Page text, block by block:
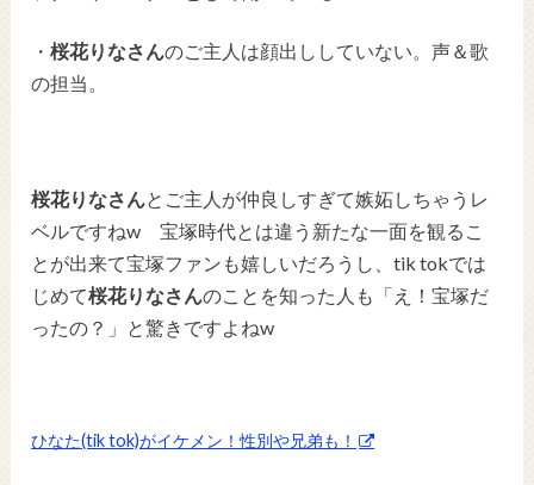
・桜花りなさんのご主人は顔出ししていない。声＆歌
の担当。
桜花りなさん とご主人が仲良しすぎて嫉妬しちゃうレ
ベルですねw 宝塚時代とは違う新たな一面を観るこ
とが出来て宝塚ファンも嬉しいだろうし、tik tokでは
じめて桜花りなさんのことを知った人も「え！宝塚だ
ったの？」と驚きですよねw
ひなた(tik tok)がイケメン！性別や兄弟も！